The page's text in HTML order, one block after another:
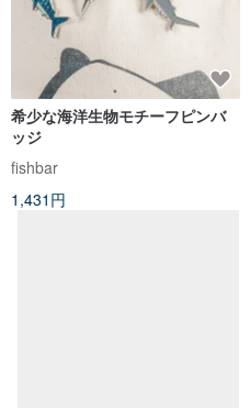
希少な海洋生物モチーフピンバ
ッジ
fishbar
1,431円